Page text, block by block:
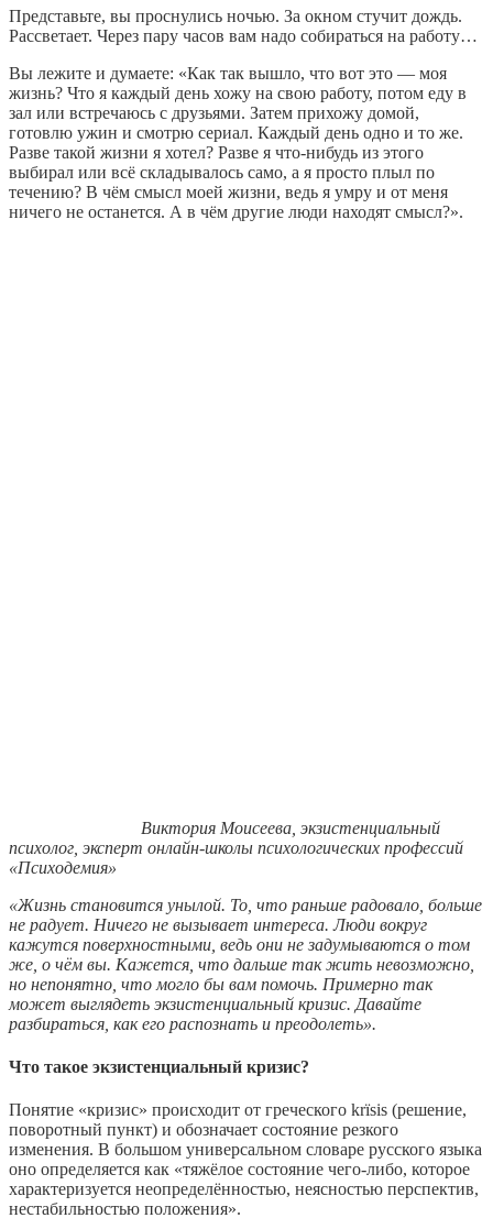
Представьте, вы проснулись ночью. За окном стучит дождь.
Рассветает. Через пару часов вам надо собираться на работу…
Вы лежите и думаете: «Как так вышло, что вот это — моя
жизнь? Что я каждый день хожу на свою работу, потом еду в
зал или встречаюсь с друзьями. Затем прихожу домой,
готовлю ужин и смотрю сериал. Каждый день одно и то же.
Разве такой жизни я хотел? Разве я что-нибудь из этого
выбирал или всё складывалось само, а я просто плыл по
течению? В чём смысл моей жизни, ведь я умру и от меня
ничего не останется. А в чём другие люди находят смысл?».
Виктория Моисеева, экзистенциальный
психолог, эксперт онлайн-школы психологических профессий
«Психодемия»
«Жизнь становится унылой. То, что раньше радовало, больше
не радует. Ничего не вызывает интереса. Люди вокруг
кажутся поверхностными, ведь они не задумываются о том
же, о чём вы. Кажется, что дальше так жить невозможно,
но непонятно, что могло бы вам помочь. Примерно так
может выглядеть экзистенциальный кризис. Давайте
разбираться, как его распознать и преодолеть».
Что такое экзистенциальный кризис?
Понятие «кризис» происходит от греческого krïsis (решение,
поворотный пункт) и обозначает состояние резкого
изменения. В большом универсальном словаре русского языка
оно определяется как «тяжёлое состояние чего-либо, которое
характеризуется неопределённостью, неясностью перспектив,
нестабильностью положения».